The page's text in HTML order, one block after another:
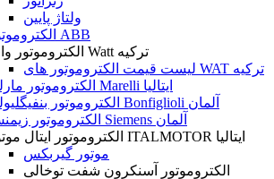
ولتاژ پایین
الکتروموتور ABB
الکتروموتور وات Watt ترکیه
لیست قیمت الکتروموتور های WAT ترکیه
الکتروموتور مارلی Marelli ایتالیا
الکتروموتور بنفیگلیولی Bonfiglioli آلمان
الکتروموتور زیمنس Siemens آلمان
الکتروموتور ایتال موتور ITALMOTOR ایتالیا
موتور گیربکس
الکتروموتور آسنکرون شفت توخالی